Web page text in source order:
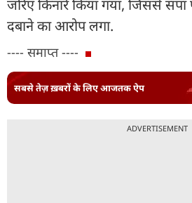
जरिए किनारे किया गया, जिससे
दबाने का आरोप लगा.
---- समाप्त ----
सबसे तेज़ ख़बरों के लिए आजतक ऐप
ADVERTISEMENT